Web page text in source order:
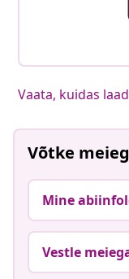
Vaata, kuidas
Võtke
Mine
Vestle